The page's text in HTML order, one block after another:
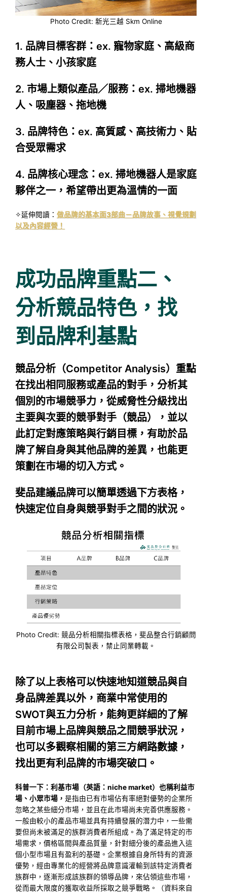
Photo Credit: 新光三越 Skm Online
1. 品牌目標客群：ex. 寵物家庭、高級商
務人士、小孩家庭
2. 市場上類似產品／服務：ex. 掃地機器
人、吸塵器、拖地機
3. 品牌特色：ex. 高質感、高技術力、貼
合受眾需求
4. 品牌核心理念：ex. 掃地機器人是家庭
夥伴之一，希望帶出更為溫情的一面
✧延伸閱讀： 做品牌的基本面3部曲－品牌故事、視覺規劃
以及內容經營！
成功品牌重點二、
分析競品特色，找
到品牌利基點
競品分析（Competitor Analysis）重點
在找出相同服務或產品的對手，分析其
個別的市場競爭力，從威脅性分級找出
主要與次要的競爭對手（競品），並以
此訂定對應策略與行銷目標，有助於品
牌了解自身與其他品牌的差異，也能更
策劃在市場的切入方式。
斐品建議品牌可以簡單透過下方表格，
快速定位自身與競爭對手之間的狀況。
Photo Credit: 競品分析相關指標表格，斐品整合行銷顧問
有限公司製表，禁止同業轉載。
除了以上表格可以快速地知道競品與自
身品牌差異以外，商業中常使用的
SWOT與五力分析，能夠更詳細的了解
目前市場上品牌與競品之間競爭狀況，
也可以多觀察相關的第三方網路數據，
找出更有利品牌的市場突破口。
科普一下：利基市場（英語：niche market）也稱利益市
場、小眾市場， 是指由已有市場佔有率絕對優勢的企業所
忽略之某些細分市場，並且在此市場尚未完善供應服務。
一般由較小的產品市場並具有持續發展的潛力中，一些需
要但尚未被滿足的族群消費者所組成。為了滿足特定的市
場需求，價格區間與產品質量，針對細分後的產品進入這
個小型市場且有盈利的基礎。企業根據自身所特有的資源
優勢，經由專業化的經營將品牌意識灌輸到該特定消費者
族群中，逐漸形成該族群的領導品牌，來佔領這些市場，
從而最大限度的獲取收益所採取之競爭戰略。（資料來自